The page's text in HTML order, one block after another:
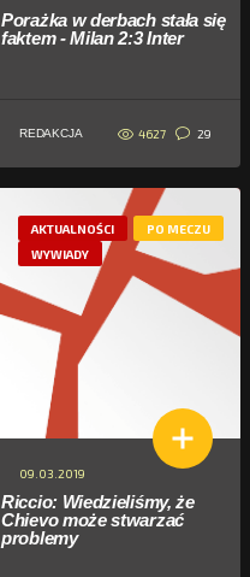
Porażka w derbach stała się
faktem - Milan 2:3 Inter
REDAKCJA 4627 29
AKTUALNOŚCI
PO MECZU
WYWIADY
09.03.2019
Riccio: Wiedzieliśmy, że
Chievo może stwarzać
problemy